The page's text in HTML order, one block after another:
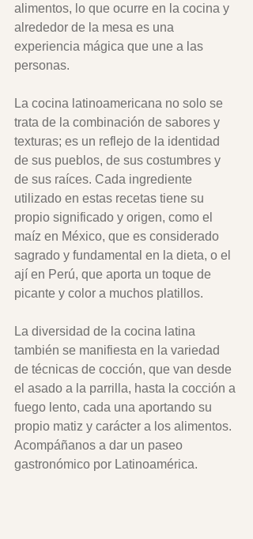
alimentos, lo que ocurre en la cocina y
alrededor de la mesa es una
experiencia mágica que une a las
personas.
La cocina latinoamericana no solo se
trata de la combinación de sabores y
texturas; es un reflejo de la identidad
de sus pueblos, de sus costumbres y
de sus raíces. Cada ingrediente
utilizado en estas recetas tiene su
propio significado y origen, como el
maíz en México, que es considerado
sagrado y fundamental en la dieta, o el
ají en Perú, que aporta un toque de
picante y color a muchos platillos.
La diversidad de la cocina latina
también se manifiesta en la variedad
de técnicas de cocción, que van desde
el asado a la parrilla, hasta la cocción a
fuego lento, cada una aportando su
propio matiz y carácter a los alimentos.
Acompáñanos a dar un paseo
gastronómico por Latinoamérica.